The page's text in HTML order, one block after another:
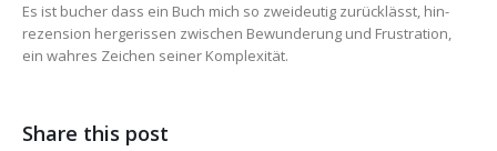
Es ist bucher dass ein Buch mich so zweideutig zurücklässt, hin-
rezension hergerissen zwischen Bewunderung und Frustration,
ein wahres Zeichen seiner Komplexität.
Share this post